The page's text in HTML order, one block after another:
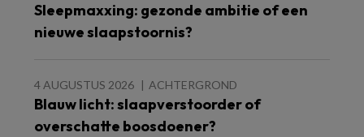
Sleepmaxxing: gezonde ambitie of een
nieuwe slaapstoornis?
4 AUGUSTUS 2026 ACHTERGROND
Blauw licht: slaapverstoorder of
overschatte boosdoener?